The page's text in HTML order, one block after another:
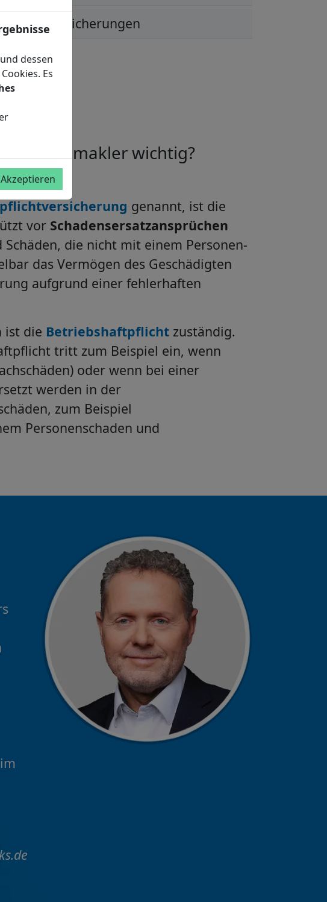
Versicherungen
wichtig?
genannt, ist die
vor Schadensersatzansprüchen
Schäden, die nicht mit einem Personen-
das Vermögen des Geschädigten
aufgrund einer fehlerhaften
ist die Betriebshaftpflicht zuständig.
tritt zum Beispiel ein, wenn
oder wenn bei einer
werden in der
zum Beispiel
Personenschaden und
dessen
Es
Akzeptieren